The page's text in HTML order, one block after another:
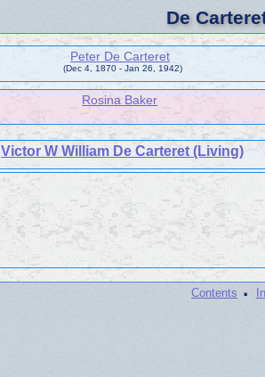
De
Peter De Carteret
(Dec 4, 1870 - Jan 26, 1942)
Rosina Baker
Victor W William De Carteret (Living)
Contents ·